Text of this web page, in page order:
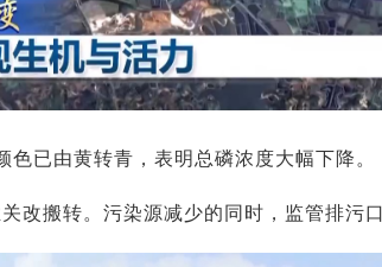
已由黄转青，表明总磷浓度大幅下降。
改搬转。污染源减少的同时，监管排污